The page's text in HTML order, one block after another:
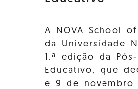
A NOVA School
da Universidade
1.ª edição da
Educativo, que
e 9 de novembro